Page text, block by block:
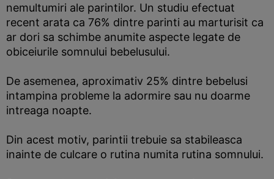
nemultumiri ale parintilor. Un studiu efectuat
recent arata ca 76% dintre parinti au marturisit ca
ar dori sa schimbe anumite aspecte legate de
obiceiurile somnului bebelusului.
De asemenea, aproximativ 25% dintre bebelusi
intampina probleme la adormire sau nu doarme
intreaga noapte.
Din acest motiv, parintii trebuie sa stabileasca
inainte de culcare o rutina numita rutina somnului.